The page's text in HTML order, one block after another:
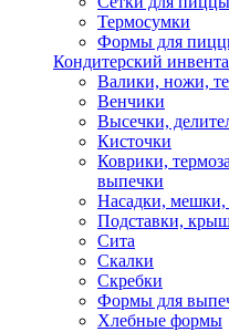
Термосумки
Формы для
Кондитерский
Валики, ножи,
Венчики
Высечки,
Кисточки
Коврики,
выпечки
Насадки, мешки,
Подставки,
Сита
Скалки
Скребки
Формы для
Хлебные формы